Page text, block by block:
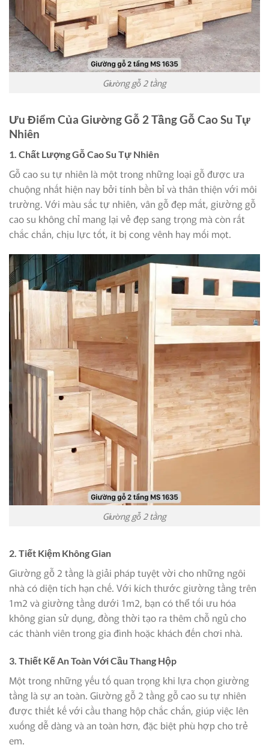
Giường gỗ 2 tầng
Ưu Điểm Của Giường Gỗ 2 Tầng Gỗ Cao Su Tự
Nhiên
1. Chất Lượng Gỗ Cao Su Tự Nhiên
Gỗ cao su tự nhiên là một trong những loại gỗ được ưa
chuộng nhất hiện nay bởi tính bền bỉ và thân thiện với môi
trường. Với màu sắc tự nhiên, vân gỗ đẹp mắt, giường gỗ
cao su không chỉ mang lại vẻ đẹp sang trọng mà còn rất
chắc chắn, chịu lực tốt, ít bị cong vênh hay mối mọt.
Giường gỗ 2 tầng
2. Tiết Kiệm Không Gian
Giường gỗ 2 tầng là giải pháp tuyệt vời cho những ngôi
nhà có diện tích hạn chế. Với kích thước giường tầng trên
1m2 và giường tầng dưới 1m2, bạn có thể tối ưu hóa
không gian sử dụng, đồng thời tạo ra thêm chỗ ngủ cho
các thành viên trong gia đình hoặc khách đến chơi nhà.
3. Thiết Kế An Toàn Với Cầu Thang Hộp
Một trong những yếu tố quan trọng khi lựa chọn giường
tầng là sự an toàn. Giường gỗ 2 tầng gỗ cao su tự nhiên
được thiết kế với cầu thang hộp chắc chắn, giúp việc lên
xuống dễ dàng và an toàn hơn, đặc biệt phù hợp cho trẻ
em.